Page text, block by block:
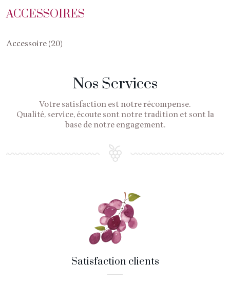
ACCESSOIRES
Accessoire (20)
Nos Services
Votre satisfaction est notre récompense.
Qualité, service, écoute sont notre tradition et sont la
base de notre engagement.
Satisfaction clients